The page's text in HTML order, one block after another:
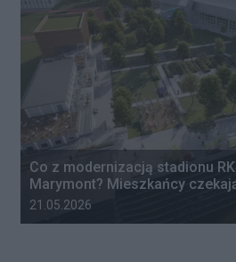
Co z modernizacją stadionu
Marymont? Mieszkańcy
Data dodania galerii:
21.05.2026